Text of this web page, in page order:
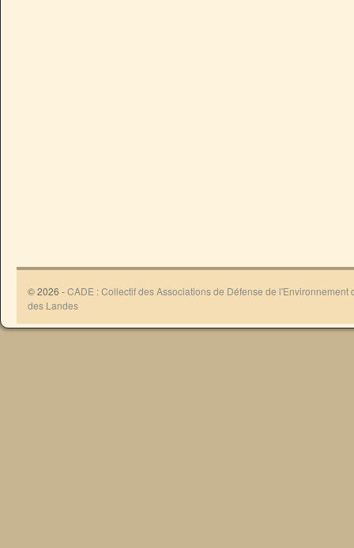
© 2026 -CADE : Collectif des Associations de Défense de l'Environnement
des Landes